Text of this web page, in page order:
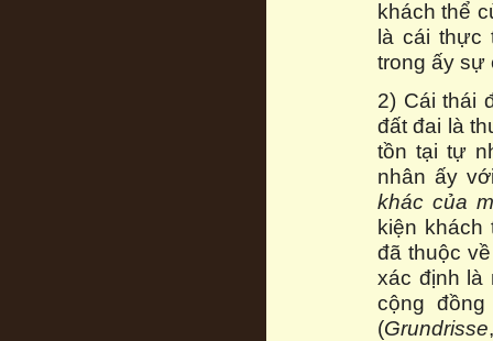
khách thể
là cái thực
trong ấy
2) Cái thái
đất đai là
tồn tại tự
nhân ấy
khác của
kiện
đã thuộc
xác định là
cộng
(Grundrisse